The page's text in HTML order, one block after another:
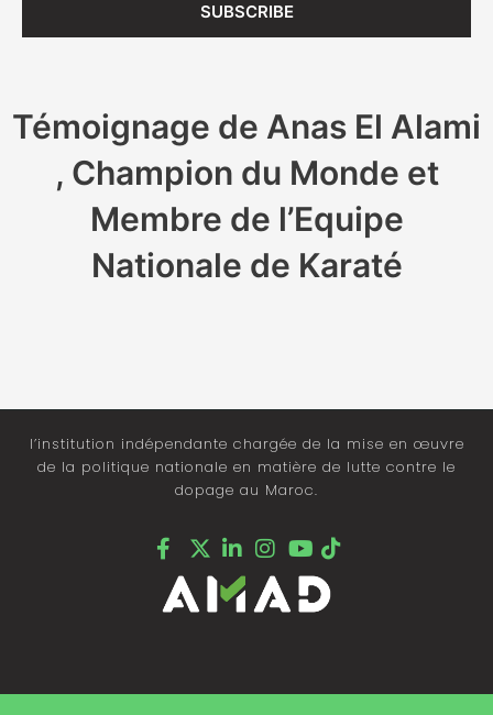
SUBSCRIBE
Témoignage de Anas El Alami
, Champion du Monde et
Membre de l’Equipe
Nationale de Karaté
l’institution indépendante chargée de la mise en œuvre
de la politique nationale en matière de lutte contre le
dopage au Maroc.